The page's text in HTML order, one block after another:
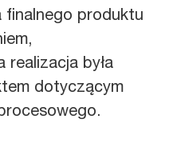
finalnego produktu
realizacja była
dotyczącym